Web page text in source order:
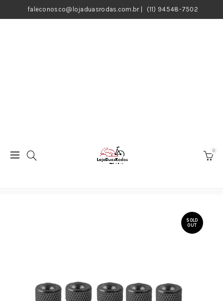
faleconosco@lojaduasrodas.com.br| (11) 94548-7502
0
SOLD
OUT